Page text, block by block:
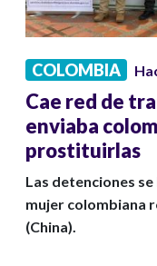
COLOMBIA
Cae red de
enviaba
prostituirlas
Las detenciones
mujer colombiana
(China).